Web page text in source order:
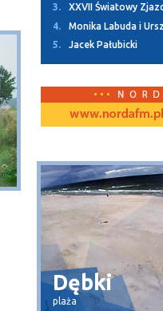
3.
XXVII Światowy
4.
Monika Labuda i
5.
Jacek Pałubicki
Dębki
plaża